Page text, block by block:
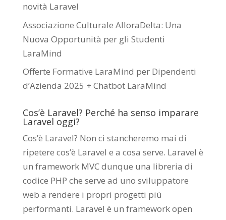
novità Laravel
Associazione Culturale AlloraDelta: Una
Nuova Opportunità per gli Studenti
LaraMind
Offerte Formative LaraMind per Dipendenti
d’Azienda 2025 + Chatbot LaraMind
Cos’è Laravel? Perché ha senso imparare
Laravel oggi?
Cos’è Laravel? Non ci stancheremo mai di
ripetere cos’è Laravel e a cosa serve. Laravel è
un framework MVC dunque una libreria di
codice PHP che serve ad uno sviluppatore
web a rendere i propri progetti più
performanti. Laravel è un framework open